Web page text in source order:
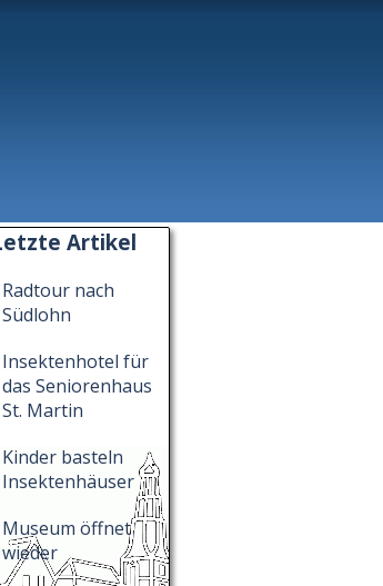
überspringen Letzte Artikel
Artikel
Radtour nach
Südlohn
Insektenhotel für
das Seniorenhaus
St. Martin
Kinder basteln
Insektenhäuser
Museum öffnet
wieder